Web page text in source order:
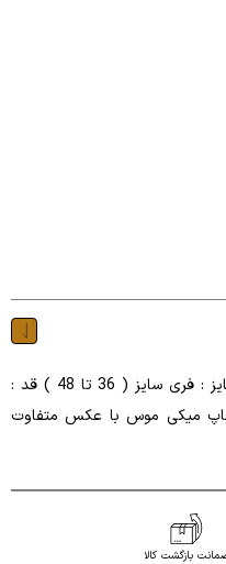
تیشرت جنس : نخ پنبه رنگ : مشکی سایز : فری سایز ( 36 تا 48 ) قد :
آستین : 22 دور سینه : 130 *چاپ میکی موس با عکس متفاوت
بازگشت کالا